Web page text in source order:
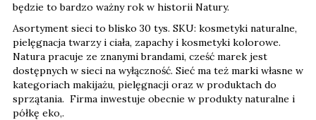
będzie to bardzo ważny rok w historii Natury.
Asortyment sieci to blisko 30 tys. SKU: kosmetyki naturalne,
pielęgnacja twarzy i ciała, zapachy i kosmetyki kolorowe.
Natura pracuje ze znanymi brandami, cześć marek jest
dostępnych w sieci na wyłączność. Sieć ma też marki własne w
kategoriach makijażu, pielęgnacji oraz w produktach do
sprzątania. Firma inwestuje obecnie w produkty naturalne i
półkę eko,.